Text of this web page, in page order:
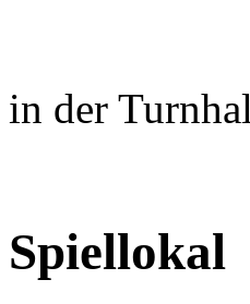
in der
Spiellokal